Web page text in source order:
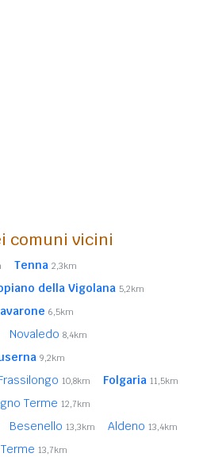
comuni vicini
Tenna 2,3km
della Vigolana 5,2km
6,5km
Novaledo 8,4km
9,2km
10,8km Folgaria 11,5km
Terme 12,7km
Besenello 13,3km Aldeno 13,4km
13,7km